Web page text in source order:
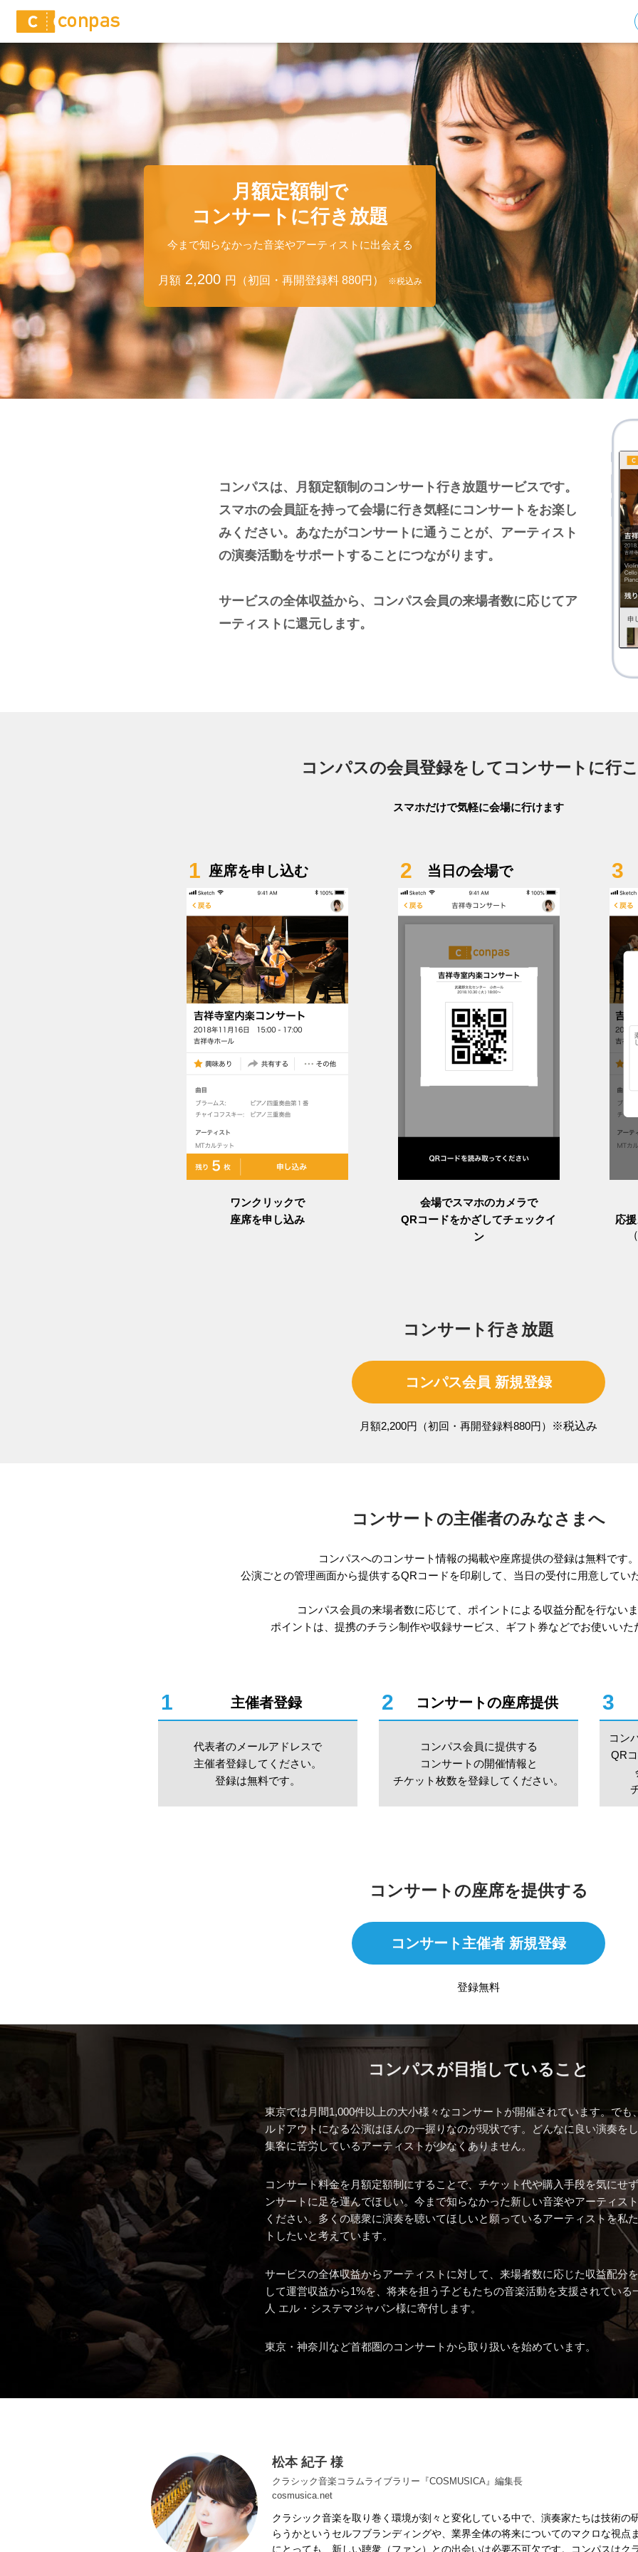
月額定額制で
コンサートに行き放題
今まで知らなかった音楽やアーティストに出会える
月額2,200 円（初回・再開登録料 880円） ※税込み
コンパスは、⽉額定額制のコンサート⾏き放題サービスです。
スマホの会員証を持って会場に⾏き気軽にコンサートをお楽し
みください。あなたがコンサートに通うことが、アーティスト
の演奏活動をサポートすることにつながります。
サービスの全体収益から、コンパス会員の来場者数に応じてア
ーティストに還元します。
コンパスの会員登録をしてコンサートに行
スマホだけで気軽に会場に行けます
1 座席を申し込む
ワンクリックで
座席を申し込み
2 当日の会場で
会場でスマホのカメラで
QRコードをかざしてチェックイ
ン
3
応
コンサート行き放題
コンパス会員 新規登録
月額2,200円（初回・再開登録料880円） ※税込み
コンサートの主催者のみなさまへ
コンパスへのコンサート情報の掲載や座席提供の登録は無料です。
公演ごとの管理画面から提供するQRコードを印刷して、当日の受付に用意してい
コンパス会員の来場者数に応じて、ポイントによる収益分配を行ないま
ポイントは、提携のチラシ制作や収録サービス、ギフト券などでお使いいた
1 主催者登録
代表者のメールアドレスで
主催者登録してください。
登録は無料です。
2 コンサートの座席提供
コンパス会員に提供する
コンサートの開催情報と
チケット枚数を登録してください。
3
コン
QR
コンサートの座席を提供する
コンサート主催者 新規登録
登録無料
コンパスが目指していること
東京では月間1,000件以上の大小様々なコンサートが開催されています。でも
ルドアウトになる公演はほんの一握りなのが現状です。どんなに良い演奏をし
集客に苦労しているアーティストが少なくありません。
コンサート料金を月額定額制にすることで、チケット代や購入手段を気にせ
ンサートに足を運んでほしい。今まで知らなかった新しい音楽やアーティス
ください。多くの聴衆に演奏を聴いてほしいと願っているアーティストを私
トしたいと考えています。
サービスの全体収益からアーティストに対して、来場者数に応じた収益配分
して運営収益から1%を、将来を担う子どもたちの音楽活動を支援されている
人 エル・システマジャパン様に寄付します。
東京・神奈川など首都圏のコンサートから取り扱いを始めています。
松本 紀子 様
クラシック音楽コラムライブラリー『COSMUSICA』編集長
cosmusica.net
クラシック音楽を取り巻く環境が刻々と変化している中で、演奏家たちは技術の
らうかというセルフブランディングや、業界全体の将来についてのマクロな視点
にとっても、新しい聴衆（ファン）との出会いは必要不可欠です。コンパスはク